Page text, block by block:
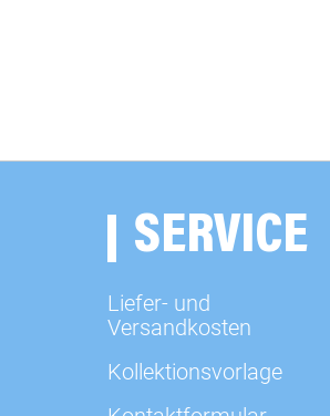
SERVICE
Liefer- und
Versandkosten
Kollektionsvorlage